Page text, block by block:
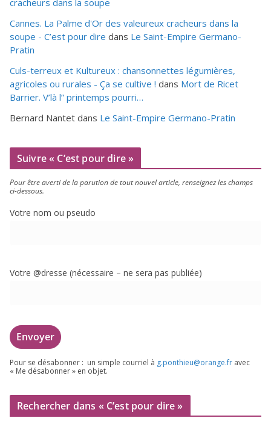
Cannes. La Palme d'Or des valeureux cracheurs dans la
soupe - C’est pour dire dans Le Saint-Empire Germano-
Pratin
Culs-terreux et Kultureux : chansonnettes légumières,
agricoles ou rurales - Ça se cultive ! dans Mort de Ricet
Barrier. V’là l” printemps pourri…
Bernard Nantet dans Le Saint-Empire Germano-Pratin
Suivre « C’est pour dire »
Pour être aver­ti de la paru­tion de tout nou­vel article, ren­sei­gnez les champs
ci-dessous.
Votre nom ou pseudo
Votre @dresse (néces­saire – ne sera pas publiée)
Pour se désa­bon­ner : un simple cour­riel à g.​ponthieu@​orange.​fr avec
« Me désa­bon­ner » en objet.
Rechercher dans « C’est pour dire »